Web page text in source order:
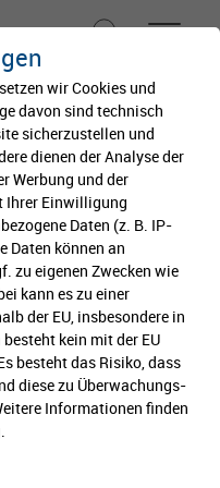
ist Writer
das
Residence“ in
und der
(SEG).
freie Autorin und
wir Cookies und
davon sind technisch
sicherzustellen und
dienen der Analyse der
Werbung und der
Ihrer Einwilligung
Daten (z. B. IP-
Daten können an
zu eigenen Zwecken wie
kann es zu einer
der EU, insbesondere in
kein mit der EU
besteht das Risiko, dass
diese zu Überwachungs-
Informationen finden